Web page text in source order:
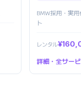
BMW採用・実
ト
レンタル
詳細・全サー